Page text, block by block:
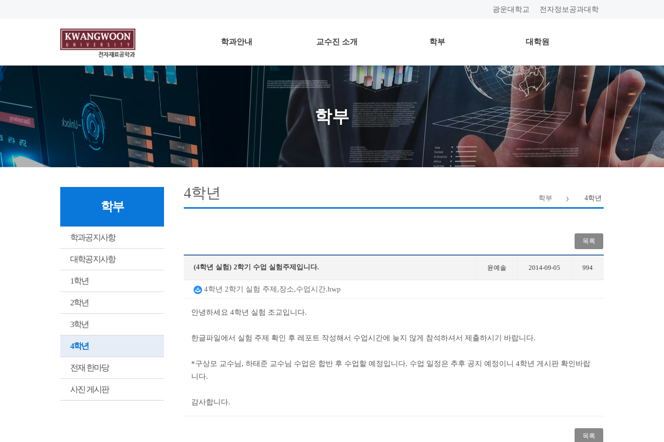
광운대학교 전자정보공과대학
학과안내 교수진 소개 학부 대학원
학부
학부
학과공지사항
대학공지사항
1학년
2학년
3학년
4학년
전재 한마당
사진 게시판
학부 4학년
4학년
목록
(4학년 실험) 2학기 수업 실험주제입니다. 윤예솔 2014-09-05 994
4학년 2학기 실험 주제,장소,수업시간.hwp
안녕하세요 4학년 실험 조교입니다.
한글파일에서 실험 주제 확인 후 레포트 작성해서 수업시간에 늦지 않게 참석하셔서 제출하시기 바랍니다.
*구상모 교수님, 하태준 교수님 수업은 합반 후 수업할 예정입니다. 수업 일정은 추후 공지 예정이니 4학년 게시판 확인바랍
니다.
감사합니다.
목록